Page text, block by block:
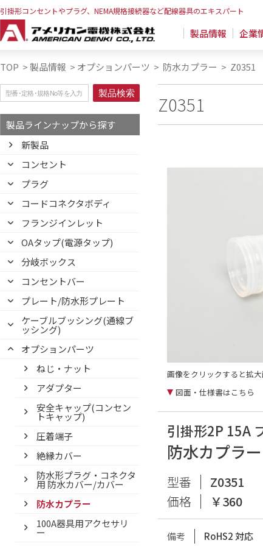
引掛形コンセントやプラグ、NEMA規格接続器など配線器具のエキスパート
製品情報 企業
TOP >製品情報 > オプションパーツ > 防水カプラー > Z0351
製品ラインナップから探す
新製品
コンセント
プラグ
コードコネクタボディ
フランジインレット
OAタップ(電源タップ)
分岐ボックス
コンセントバー
プレート/防水形プレート
ケーブルブッシング(通線ブ
ッシング)
オプションパーツ
ねじ・ナット
アダプター
安全キャップ(コンセン
トキャップ)
圧着端子
絶縁カバー
防水形プラグ・コネクタ
用 防水カバー/カバー
防水カプラー
100A器具用アクセサリ
ー
Z0351
画像をクリックすると拡大
図面・仕様書はこちら
引掛形2P 15A
防水カプラー
型番
Z0351
価格
￥360
備考 RoHS2 対応